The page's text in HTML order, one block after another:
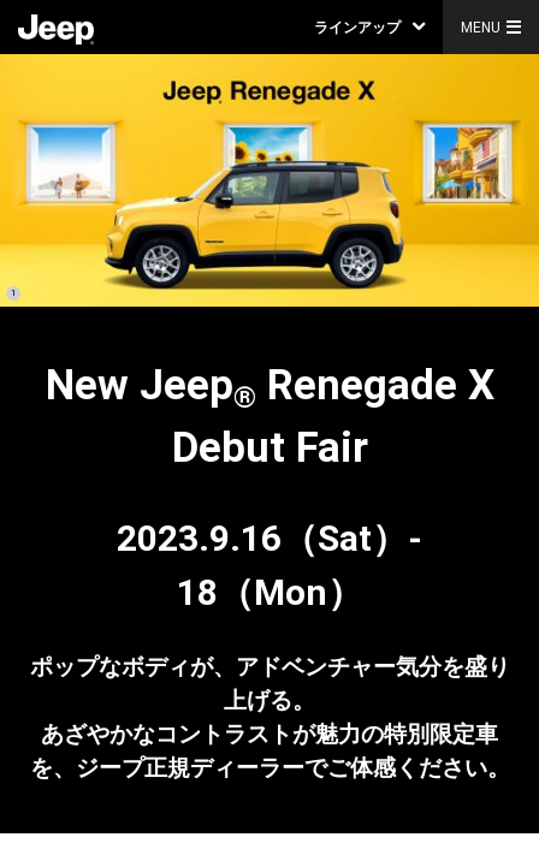
ラインアップ MENU
(
Disclosure
1 )
New Jeep® Renegade X
Debut Fair
2023.9.16（Sat）-
18（Mon）
ポップなボディが、アドベンチャー気分を盛り
上げる。
あざやかなコントラストが魅力の特別限定車
を、ジープ正規ディーラーでご体感ください。